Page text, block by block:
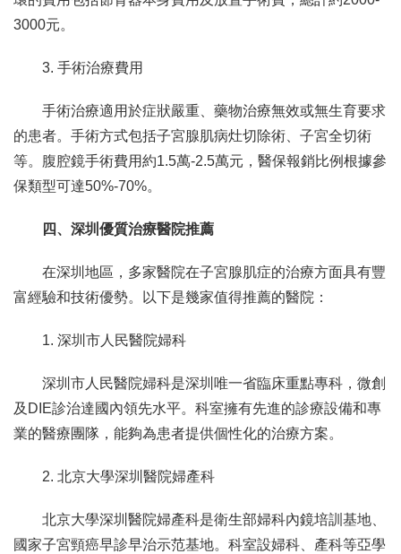
3000元。
3. 手術治療費用
手術治療適用於症狀嚴重、藥物治療無效或無生育要求
的患者。手術方式包括子宮腺肌病灶切除術、子宮全切術
等。腹腔鏡手術費用約1.5萬-2.5萬元，醫保報銷比例根據參
保類型可達50%-70%。
四、深圳優質治療醫院推薦
在深圳地區，多家醫院在子宮腺肌症的治療方面具有豐
富經驗和技術優勢。以下是幾家值得推薦的醫院：
1. 深圳市人民醫院婦科
深圳市人民醫院婦科是深圳唯一省臨床重點專科，微創
及DIE診治達國內領先水平。科室擁有先進的診療設備和專
業的醫療團隊，能夠為患者提供個性化的治療方案。
2. 北京大學深圳醫院婦產科
北京大學深圳醫院婦產科是衛生部婦科內鏡培訓基地、
國家子宮頸癌早診早治示范基地。科室設婦科、產科等亞學